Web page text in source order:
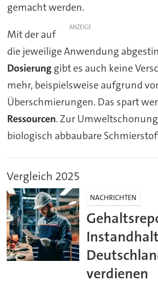
gemacht werden.
ANZEIGE
Mit der auf
die jeweilige Anwendung
Dosierunggibt es auch keine
mehr, beispielsweise aufgrund
Überschmierungen. Das spart
Ressourcen. Zur
biologisch abbaubare
Vergleich 2025
NACHRICHTEN
verdienen